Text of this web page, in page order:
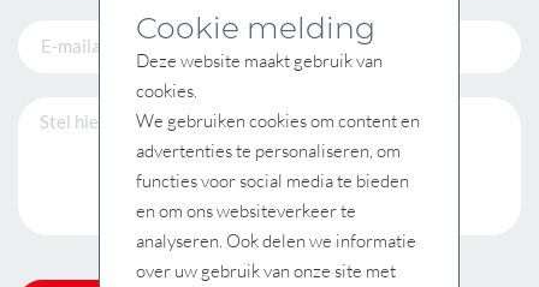
Cookie melding
Deze website maakt gebruik van
cookies.
We gebruiken cookies om content en
advertenties te personaliseren, om
functies voor social media te bieden
en om ons websiteverkeer te
analyseren. Ook delen we informatie
over uw gebruik van onze site met